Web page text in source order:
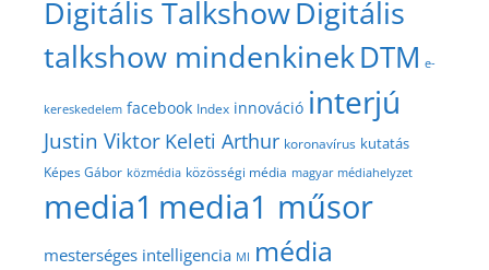
Digitális TalkshowDigitális
talkshow mindenkinekDTM e-
kereskedelem facebook Index innováció interjú
Justin Viktor Keleti Arthur koronavírus kutatás
Képes Gábor közmédia közösségi média magyar médiahelyzet
media1 media1 műsor
mesterséges intelligencia MI média